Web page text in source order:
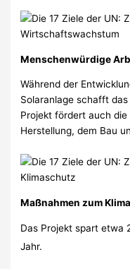
Menschenwürdige
Während der
Solaranlage schafft
Projekt fördert auch
Herstellung, dem Bau
Maßnahmen zum
Das Projekt spart etwa
Jahr.